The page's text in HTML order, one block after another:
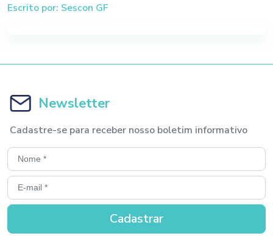
Escrito por: Sescon GF
Newsletter
Cadastre-se para receber nosso boletim informativo